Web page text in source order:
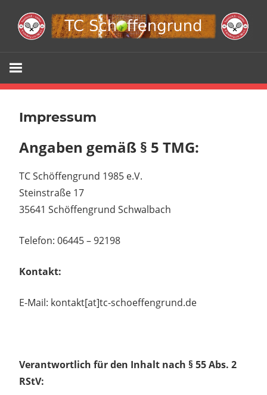
Inhalt
springen
TC
e.V.
Impressum
Angaben gemäß § 5 TMG:
TC Schöffengrund 1985 e.V.
Steinstraße 17
35641 Schöffengrund Schwalbach
Telefon: 06445 – 92198
Kontakt:
E-Mail: kontakt[at]tc-schoeffengrund.de
Verantwortlich für den Inhalt nach § 55 Abs. 2
RStV: